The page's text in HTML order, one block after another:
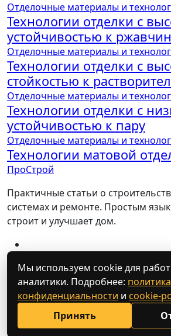
Отделочные материалы и
Технологии отделки с
устойчивостью к
Отделочные материалы и
Технологии отделки с
стойкостью к
Отделочные материалы и
Технологии отделки с
устойчивостью к пару
Отделочные материалы и
Технологии матовой
ПроСтрой
Практичные статьи о
системах и ремонте. Простым
строит и улучшает дом.
Copyright © All rights reserved
Мы используем cookie для
аналитики. Подробнее: политика
конфиденциальности и cookie-
Принять